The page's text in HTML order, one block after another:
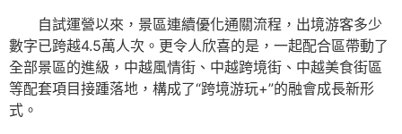
自試運營以來，景區連續優化通關流程，出境游客多少
數字已跨越4.5萬人次。更令人欣喜的是，一起配合區帶動了
全部景區的進級，中越風情街、中越跨境街、中越美食街區
等配套項目接踵落地，構成了“跨境游玩+”的融會成長新形
式。